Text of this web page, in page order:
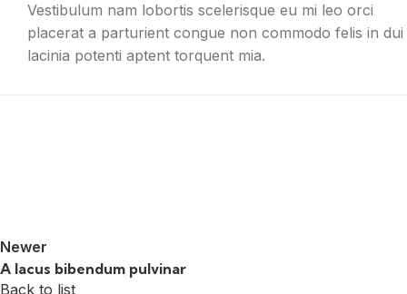
Vestibulum nam lobortis scelerisque eu mi leo orci
placerat a parturient congue non commodo felis in dui
lacinia potenti aptent torquent mia.
Newer
A lacus bibendum pulvinar
Back to list